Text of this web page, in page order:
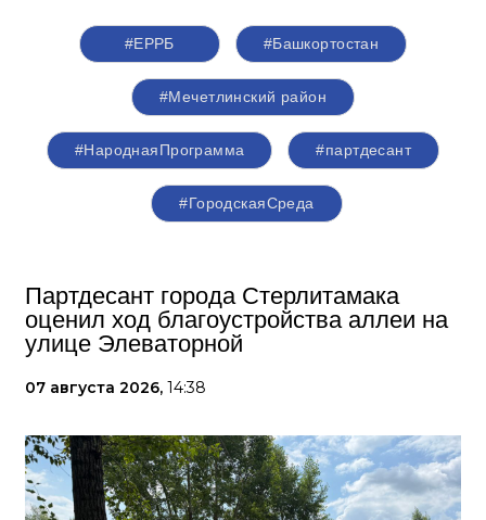
#ЕРРБ #Башкортостан
#Мечетлинский район
#НароднаяПрограмма #партдесант
#ГородскаяСреда
Партдесант города Стерлитамака
оценил ход благоустройства аллеи на
улице Элеваторной
07 августа 2026, 14:38